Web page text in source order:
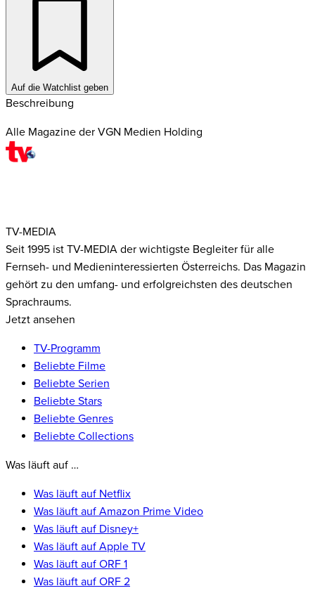
Auf die Watchlist geben
Beschreibung
Alle Magazine der VGN Medien Holding
TV-MEDIA
Seit 1995 ist TV-MEDIA der wichtigste Begleiter für alle
Fernseh- und Medieninteressierten Österreichs. Das Magazin
gehört zu den umfang- und erfolgreichsten des deutschen
Sprachraums.
Jetzt ansehen
TV-Programm
Beliebte Filme
Beliebte Serien
Beliebte Stars
Beliebte Genres
Beliebte Collections
Was läuft auf …
Was läuft auf Netflix
Was läuft auf Amazon Prime Video
Was läuft auf Disney+
Was läuft auf Apple TV
Was läuft auf ORF 1
Was läuft auf ORF 2